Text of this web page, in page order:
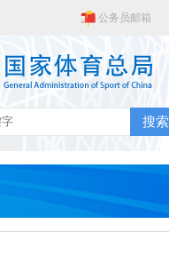
公务员邮箱
搜索